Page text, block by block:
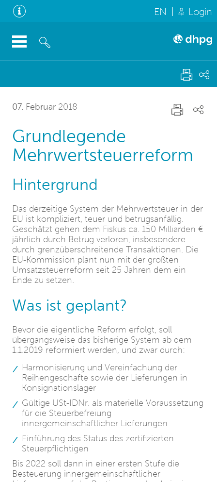
EN Login
07. Februar 2018
Grundlegende
Mehrwertsteuerreform
Hintergrund
Das derzeitige System der Mehrwertsteuer in der
EU ist kompliziert, teuer und betrugsanfällig.
Geschätzt gehen dem Fiskus ca. 150 Milliarden €
jährlich durch Betrug verloren, insbesondere
durch grenzüberschreitende Transaktionen. Die
EU-Kommission plant nun mit der größten
Umsatzsteuerreform seit 25 Jahren dem ein
Ende zu setzen.
Was ist geplant?
Bevor die eigentliche Reform erfolgt, soll
übergangsweise das bisherige System ab dem
1.1.2019 reformiert werden, und zwar durch:
Harmonisierung und Vereinfachung der
Reihengeschäfte sowie der Lieferungen in
Konsignationslager
Gültige USt-IDNr. als materielle Voraussetzung
für die Steuerbefreiung
innergemeinschaftlicher Lieferungen
Einführung des Status des zertifizierten
Steuerpflichtigen
Bis 2022 soll dann in einer ersten Stufe die
Besteuerung innergemeinschaftlicher